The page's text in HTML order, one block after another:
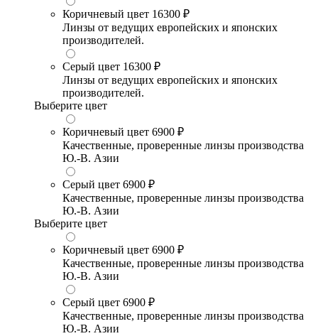
Коричневый цвет 16300 ₽
Линзы от ведущих европейских и японских
производителей.
Серый цвет 16300 ₽
Линзы от ведущих европейских и японских
производителей.
Выберите цвет
Коричневый цвет 6900 ₽
Качественные, проверенные линзы производства
Ю.-В. Азии
Серый цвет 6900 ₽
Качественные, проверенные линзы производства
Ю.-В. Азии
Выберите цвет
Коричневый цвет 6900 ₽
Качественные, проверенные линзы производства
Ю.-В. Азии
Серый цвет 6900 ₽
Качественные, проверенные линзы производства
Ю.-В. Азии